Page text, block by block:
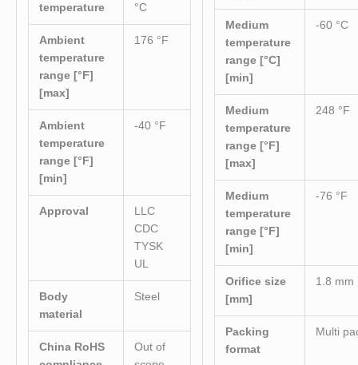
temperature
°C
Ambient
temperature
range [°F]
[max]
176 °F
Ambient
temperature
range [°F]
[min]
-40 °F
Approval
LLC
CDC
TYSK
UL
Body
material
Steel
China RoHS
Out of
Medium
temperature
range [°C]
[min]
-60 °C
Medium
temperature
range [°F]
[max]
248 °F
Medium
temperature
range [°F]
[min]
-76 °F
Orifice size
[mm]
1.8 mm
Packing
format
Multi